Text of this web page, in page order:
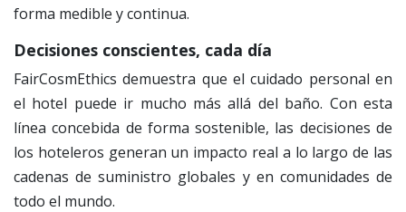
forma medible y continua.
Decisiones conscientes, cada día
FairCosmEthics demuestra que el cuidado personal en
el hotel puede ir mucho más allá del baño. Con esta
línea concebida de forma sostenible, las decisiones de
los hoteleros generan un impacto real a lo largo de las
cadenas de suministro globales y en comunidades de
todo el mundo.